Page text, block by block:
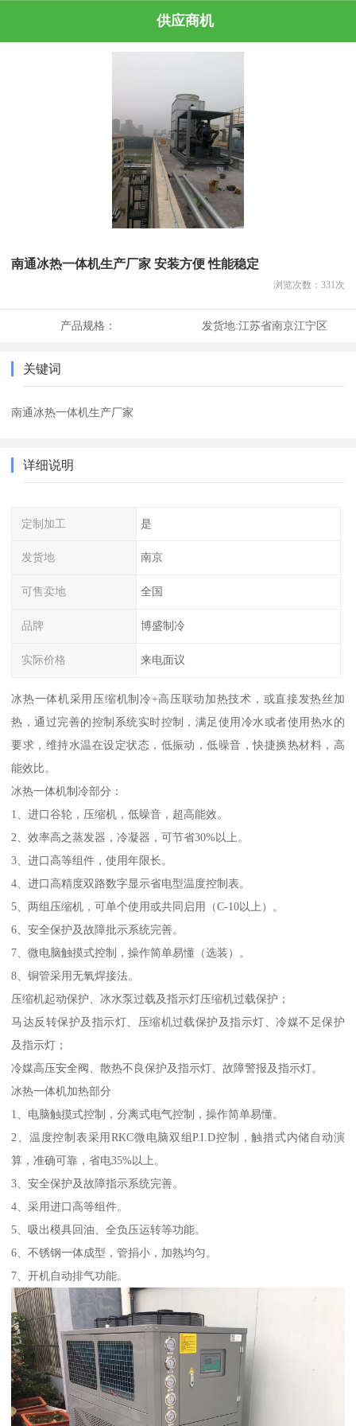
供应商机
南通冰热一体机生产厂家 安装方便 性能稳定
浏览次数： 331 次
产品规格： 发货地:江苏省南京江宁区
关键词
南通冰热一体机生产厂家
详细说明
定制加工 是
发货地 南京
可售卖地 全国
品牌 博盛制冷
实际价格 来电面议
冰热一体机采用压缩机制冷+高压联动加热技术，或直接发热丝加
热，通过完善的控制系统实时控制，满足使用冷水或者使用热水的
要求，维持水温在设定状态，低振动，低噪音，快捷换热材料，高
能效比。
冰热一体机制冷部分：
1、进口谷轮，压缩机，低噪音，超高能效。
2、效率高之蒸发器，冷凝器，可节省30%以上。
3、进口高等组件，使用年限长。
4、进口高精度双路数字显示省电型温度控制表。
5、两组压缩机，可单个使用或共同启用（C-10以上）。
6、安全保护及故障批示系统完善。
7、微电脑触摸式控制，操作简单易懂（选装）。
8、铜管采用无氧焊接法。
压缩机起动保护、冰水泵过载及指示灯压缩机过载保护；
马达反转保护及指示灯、压缩机过载保护及指示灯、冷媒不足保护
及指示灯；
冷媒高压安全阀、散热不良保护及指示灯、故障警报及指示灯。
冰热一体机加热部分
1、电脑触摸式控制，分离式电气控制，操作简单易懂。
2、温度控制表采用RKC微电脑双组P.I.D控制，触措式内储自动演
算，准确可靠，省电35%以上。
3、安全保护及故障指示系统完善。
4、采用进口高等组件。
5、吸出模具回油、全负压运转等功能。
6、不锈钢一体成型，管捐小，加熟均匀。
7、开机自动排气功能。